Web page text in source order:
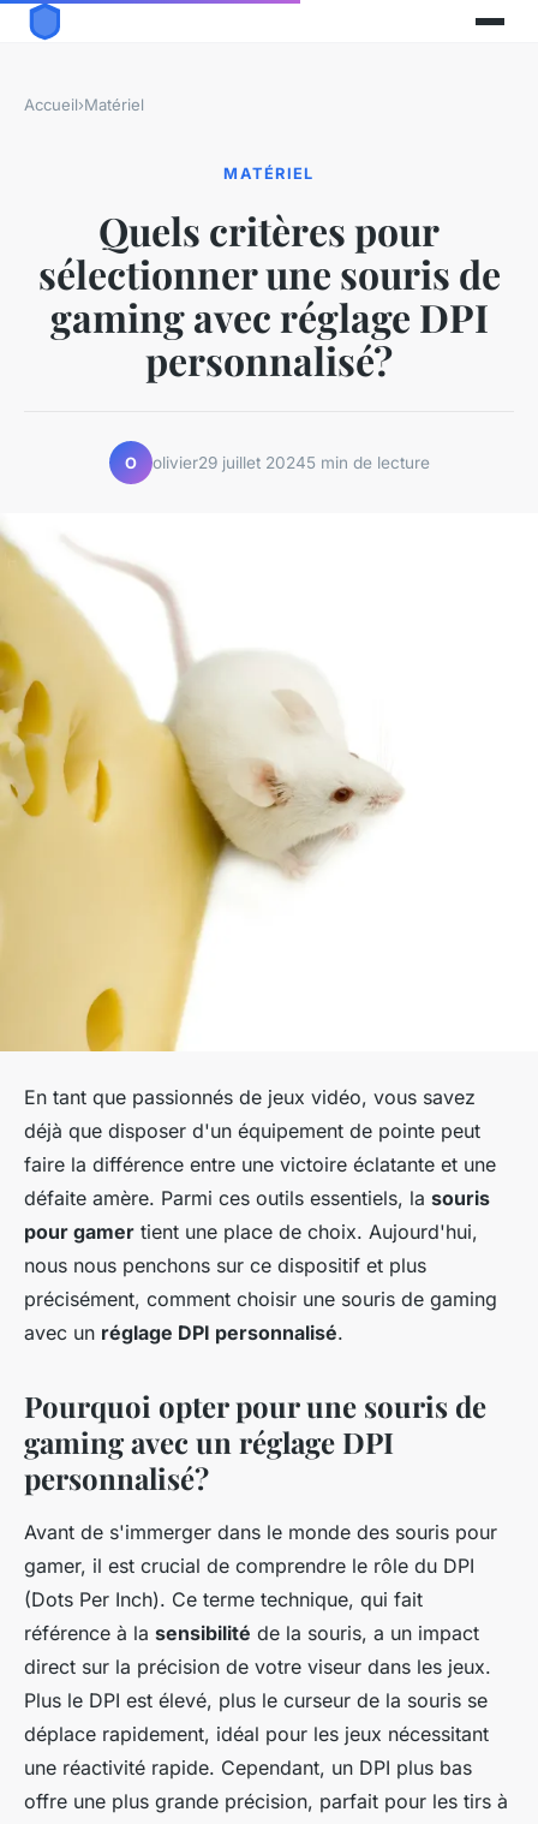
Accueil›Matériel
MATÉRIEL
Quels critères pour
sélectionner une souris de
gaming avec réglage DPI
personnalisé?
O olivier29 juillet 20245 min de lecture
En tant que passionnés de jeux vidéo, vous savez
déjà que disposer d'un équipement de pointe peut
faire la différence entre une victoire éclatante et une
défaite amère. Parmi ces outils essentiels, la souris
pour gamer tient une place de choix. Aujourd'hui,
nous nous penchons sur ce dispositif et plus
précisément, comment choisir une souris de gaming
avec un réglage DPI personnalisé.
Pourquoi opter pour une souris de
gaming avec un réglage DPI
personnalisé?
Avant de s'immerger dans le monde des souris pour
gamer, il est crucial de comprendre le rôle du DPI
(Dots Per Inch). Ce terme technique, qui fait
référence à la sensibilité de la souris, a un impact
direct sur la précision de votre viseur dans les jeux.
Plus le DPI est élevé, plus le curseur de la souris se
déplace rapidement, idéal pour les jeux nécessitant
une réactivité rapide. Cependant, un DPI plus bas
offre une plus grande précision, parfait pour les tirs à